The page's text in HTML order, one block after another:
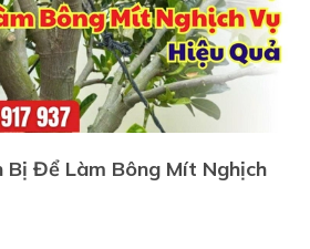
Bị Để Làm Bông Mít Nghịch